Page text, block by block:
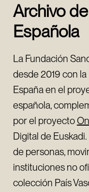
Archivo
Española
La Fundación
desde 2019 con
España en el
española,
por el proyecto
Digital de
de personas,
instituciones no
colección País